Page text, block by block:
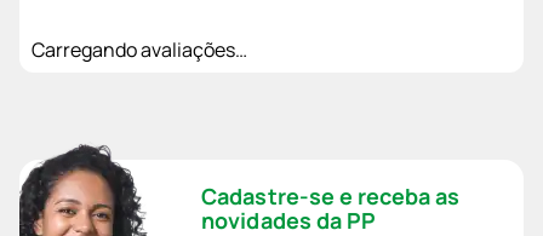
Carregando avaliações…
Cadastre-se e receba as
novidades da PP